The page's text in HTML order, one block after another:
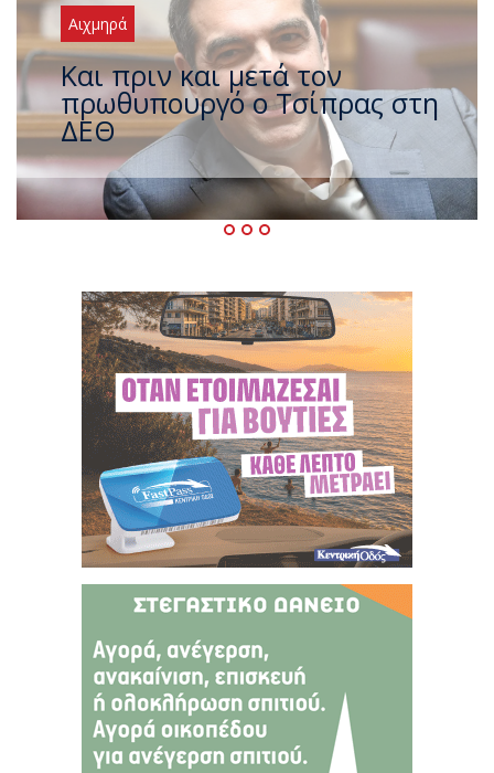
Αιχμηρά
Έρχεται νέο ισχυρό κύμα
ζέστης με 40 βαθμούς Κελσίου
– Ο καιρός έως τον
Δεκαπενταύγουστο